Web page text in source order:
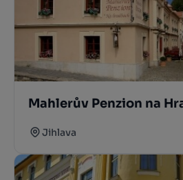
Mahlerův Penzion na
Jihlava